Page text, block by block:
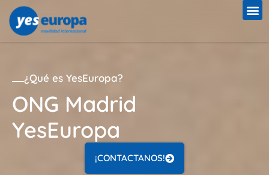
¿Qué es YesEuropa?
ONG Madrid
YesEuropa
¡CONTACTANOS!